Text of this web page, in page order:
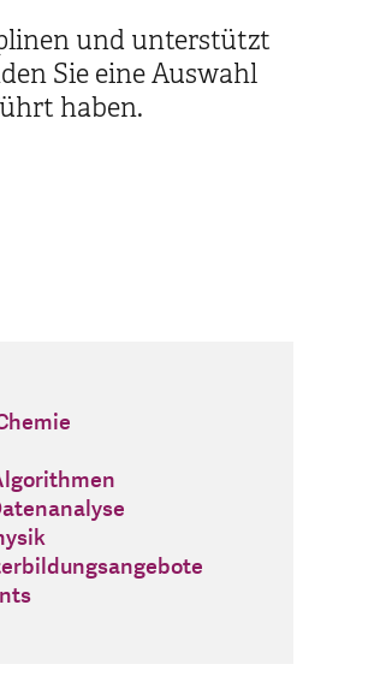
und unterstützt
Sie eine Auswahl
haben.